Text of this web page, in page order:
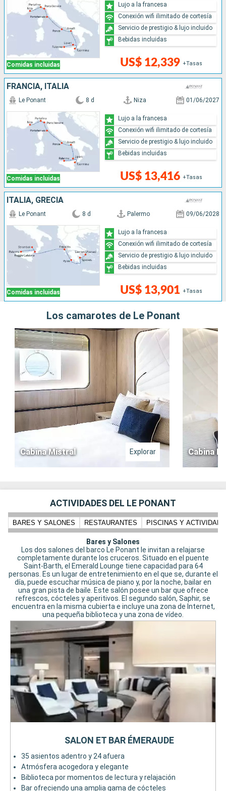
Comidas incluidas US$ 12,339 +Tasas
Lujo a la francesa
Conexión wifi ilimitado de cortesía
Servicio de prestigio & lujo incluido
Bebidas incluidas
FRANCIA, ITALIA
Comidas incluidas
Le Ponant 8 d Niza 01/06/2027
US$ 13,416 +Tasas
Lujo a la francesa
Conexión wifi ilimitado de cortesía
Servicio de prestigio & lujo incluido
Bebidas incluidas
ITALIA, GRECIA
Comidas incluidas
Le Ponant 8 d Palermo 09/06/2028
US$ 13,901 +Tasas
Lujo a la francesa
Conexión wifi ilimitado de cortesía
Servicio de prestigio & lujo incluido
Bebidas incluidas
Los camarotes de Le Ponant
Cabina Mistral Explorar Cabina
ACTIVIDADES DEL LE PONANT
BARES Y SALONES RESTAURANTES PISCINAS Y
Bares y Salones
Los dos salones del barco Le Ponant le invitan a relajarse
completamente durante los cruceros. Situado en el puente
Saint-Barth, el Emerald Lounge tiene capacidad para 64
personas. Es un lugar de entretenimiento en el que se, durante el
día, puede escuchar música de piano y, por la noche, bailar en
una gran pista de baile. Este salón posee un bar que ofrece
refrescos, cócteles y aperitivos. El segundo salón, Saphir, se
encuentra en la misma cubierta e incluye una zona de Internet,
una pequeña biblioteca y una zona de vídeo.
35 asientos adentro y 24 afuera
Atmósfera acogedora y elegante
Biblioteca por momentos de lectura y relajación
Bar ofreciendo una amplia gama de cócteles
SALON ET BAR ÉMERAUDE